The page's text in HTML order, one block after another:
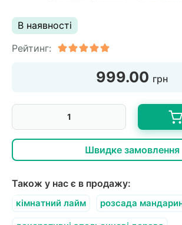
В наявності
Рейтинг:
999.00 грн
Швидке замовлення
Також у нас є в продажу:
кімнатний лайм розсада